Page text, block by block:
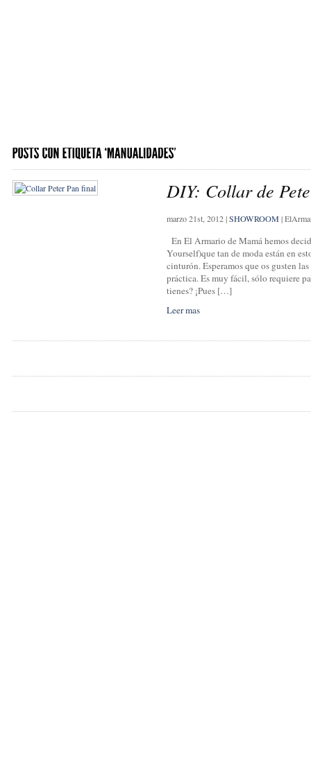
DIY: Collar de
marzo 21st, 2012|SHOWROOM|
En El Armario de Mamá hemos
Yourself)que tan de moda están en
cinturón. Esperamos que os gusten
práctica. Es muy fácil, sólo requiere
tienes? ¡Pues […]
Leer mas